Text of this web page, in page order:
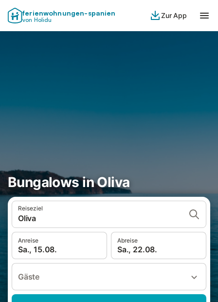
ferienwohnungen-spanien
von Holidu
Zur App
Bungalows in Oliva
Reiseziel
Oliva
Anreise
Sa., 15.08.
Abreise
Sa., 22.08.
Gäste